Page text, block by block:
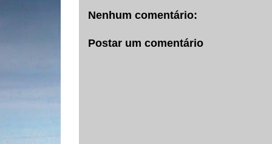
Nenhum comentário:
Postar um comentário